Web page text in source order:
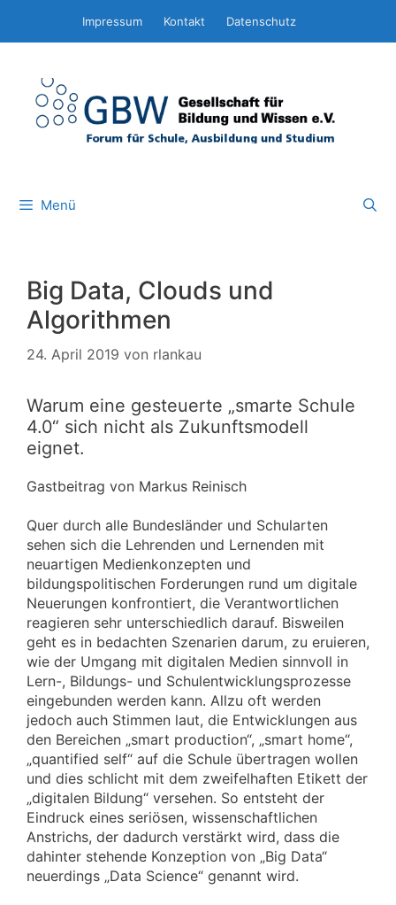
springen
Impressum Kontakt Datenschutz
Menü
Big Data, Clouds und
Algorithmen
24. April 2019 von rlankau
Warum eine gesteuerte „smarte Schule
4.0“ sich nicht als Zukunftsmodell
eignet.
Gastbeitrag von Markus Reinisch
Quer durch alle Bundesländer und Schularten
sehen sich die Lehrenden und Lernenden mit
neuartigen Medienkonzepten und
bildungspolitischen Forderungen rund um digitale
Neuerungen konfrontiert, die Verantwortlichen
reagieren sehr unterschiedlich darauf. Bisweilen
geht es in bedachten Szenarien darum, zu eruieren,
wie der Umgang mit digitalen Medien sinnvoll in
Lern-, Bildungs- und Schulentwicklungsprozesse
eingebunden werden kann. Allzu oft werden
jedoch auch Stimmen laut, die Entwicklungen aus
den Bereichen „smart production“, „smart home“,
„quantified self“ auf die Schule übertragen wollen
und dies schlicht mit dem zweifelhaften Etikett der
„digitalen Bildung“ versehen. So entsteht der
Eindruck eines seriösen, wissenschaftlichen
Anstrichs, der dadurch verstärkt wird, dass die
dahinter stehende Konzeption von „Big Data“
neuerdings „Data Science“ genannt wird.